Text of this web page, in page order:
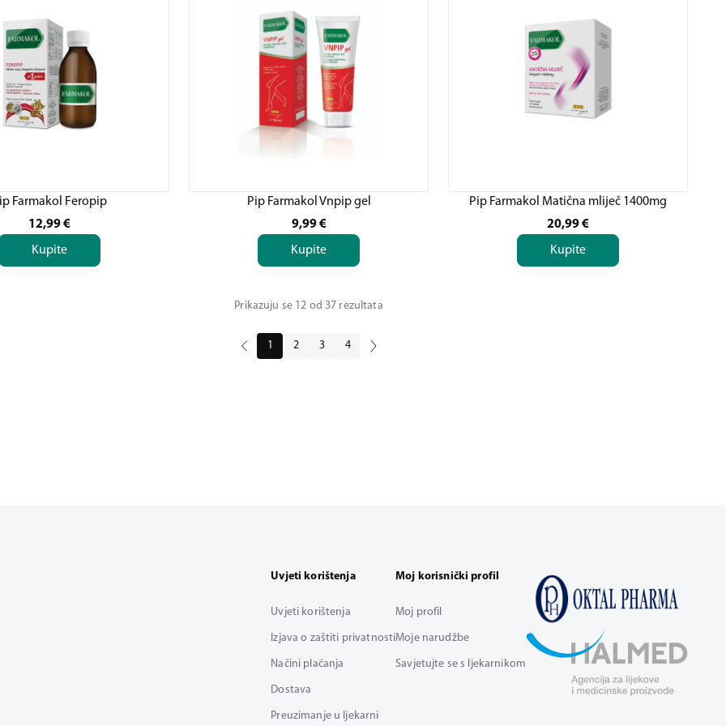
Farmakol Feropip
12,99€
Kupite
Pip Farmakol Vnpip gel
9,99 €
Kupite
Pip Farmakol Matična mliječ 1400mg
20,99€
Kupite
Prikazuju se 12 od 37 rezultata
1 2 3 4
Uvjeti korištenja
Uvjeti korištenja
Izjava o zaštiti privatnosti
Načini plaćanja
Dostava
Preuzimanje u ljekarni
Moj korisnički profil
Moj profil
Moje narudžbe
Savjetujte se s ljekarnikom